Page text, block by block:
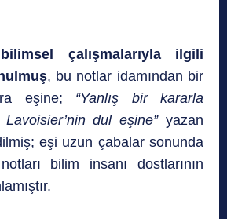
çalışmalarıyla ilgili
, bu notlar idamından bir
eşine; “Yanlış bir kararla
dul eşine”yazan
eşi uzun çabalar sonunda
bilim insanı dostlarının